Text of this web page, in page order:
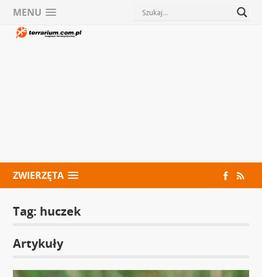
MENU
ZWIERZĘTA
Tag: huczek
Artykuły